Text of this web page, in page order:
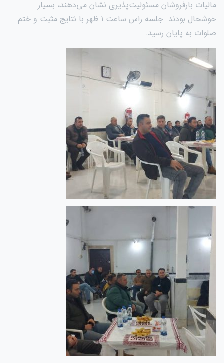
مالیات بارفروشان مسئولیت‌پذیری نشان می‌دهند، بسیار
خوشحال بودند. جلسه راس ساعت ۱ ظهر با نتایج مثبت و ختم
صلوات به پایان رسید.